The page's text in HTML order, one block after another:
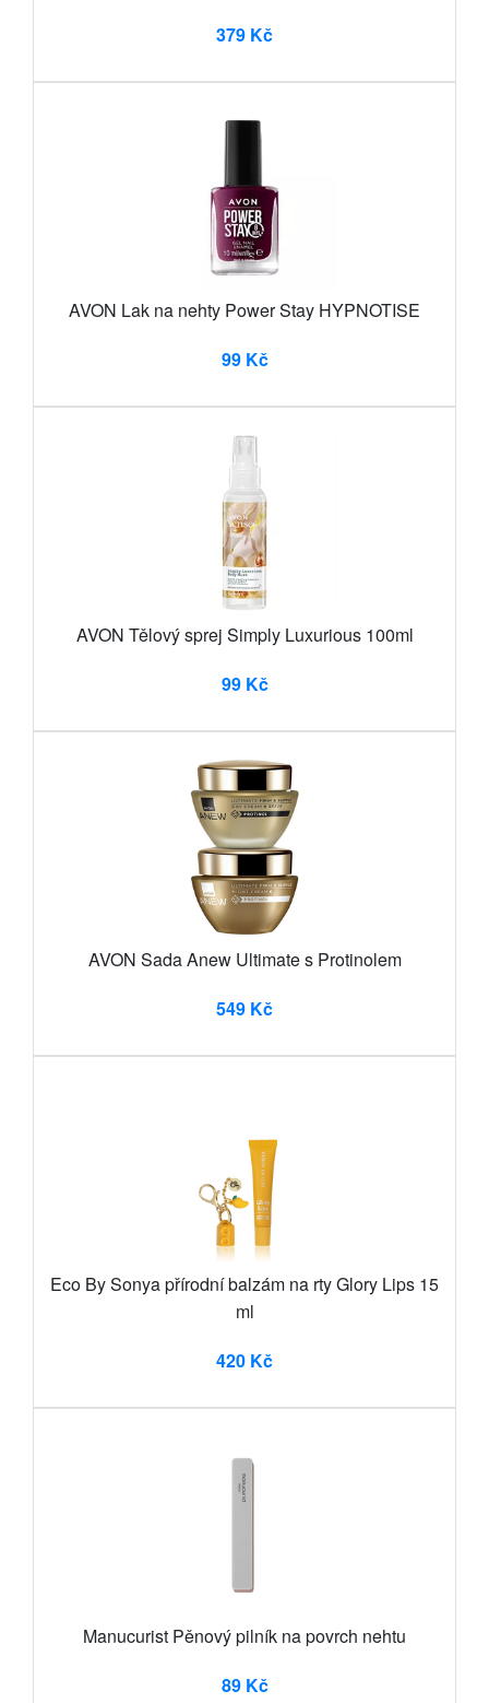
379 Kč
AVON Lak na nehty Power Stay HYPNOTISE
99 Kč
AVON Tělový sprej Simply Luxurious 100ml
99 Kč
AVON Sada Anew Ultimate s Protinolem
549 Kč
Eco By Sonya přírodní balzám na rty Glory Lips 15
ml
420 Kč
Manucurist Pěnový pilník na povrch nehtu
89 Kč